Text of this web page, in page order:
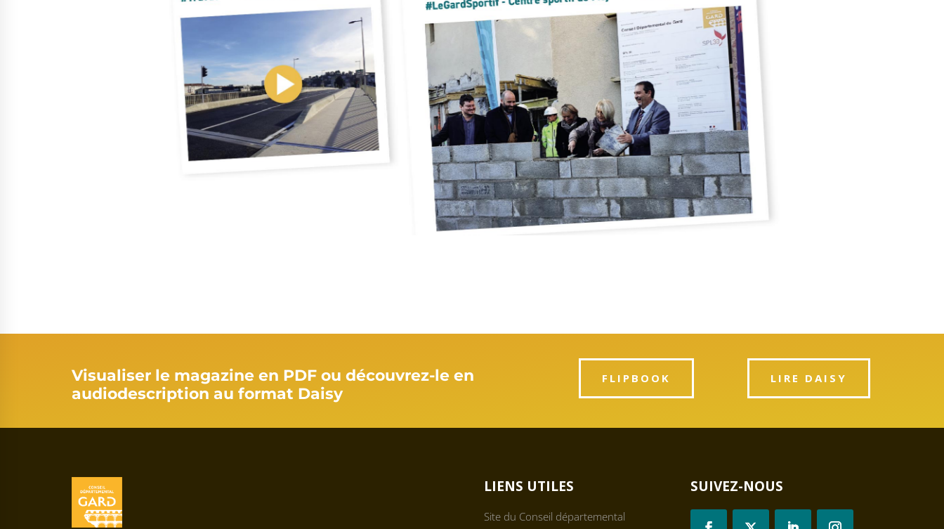
Visualiser le magazine en PDF ou découvrez-le en
audiodescription au format Daisy
FLIPBOOK LIRE DAISY
LIENS UTILES
Site du Conseil départemental
SUIVEZ-NOUS